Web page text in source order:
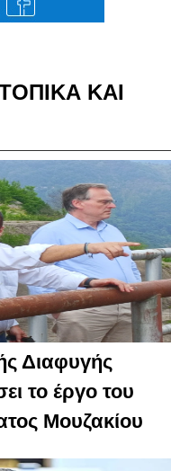
ΚΑΙ
Διαφυγής
το έργο του
Μουζακίου